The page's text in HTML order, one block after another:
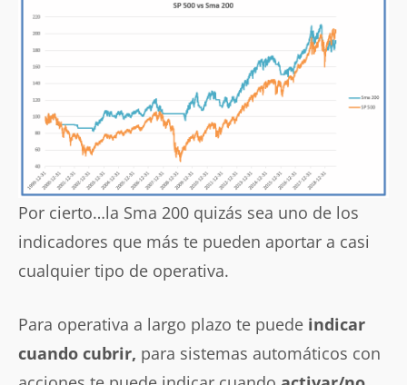
Por cierto…la Sma 200 quizás sea uno de los
indicadores que más te pueden aportar a casi
cualquier tipo de operativa.
Para operativa a largo plazo te puede indicar
cuando cubrir, para sistemas automáticos con